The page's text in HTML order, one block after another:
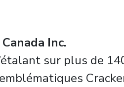
Inc.
sur plus de